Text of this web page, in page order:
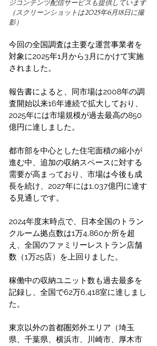
ジコンテンツ配信サービスも提供しています
（スクリーンショットは2025年6月18日に撮
影）
今回の全国調査は主要な運営事業者を
対象に2025年1月から3月にかけて実施
されました。
報告書によると、同市場は2008年の調
査開始以来16年連続で拡大しており、
2025年には市場規模が過去最高の850
億円に達しました。
都市部を中心とした住宅面積の縮小が
進む中、追加の収納スペースに対する
需要が高まっており、市場は今後も成
長を続け、2027年には1,037億円に達す
る見通しです。
2024年度末時点で、日本全国のトラン
クルーム拠点数は1万4,860か所を超
え、全国のファミリーレストラン店舗
数（1万25店）を上回りました。
稼働中の収納ユニット数も過去最多を
記録し、全国で62万6,418室に達しまし
た。
東京以外の首都圏郊外エリア（埼玉
県、千葉県、横浜市、川崎市、厚木市